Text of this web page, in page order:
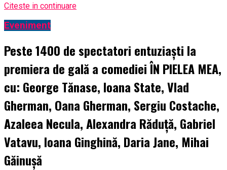
Citeste in continuare
Eveniment
Peste 1400 de spectatori entuziaști la
premiera de gală a comediei ÎN PIELEA MEA,
cu: George Tănase, Ioana State, Vlad
Gherman, Oana Gherman, Sergiu Costache,
Azaleea Necula, Alexandra Răduță, Gabriel
Vatavu, Ioana Ginghină, Daria Jane, Mihai
Găinușă